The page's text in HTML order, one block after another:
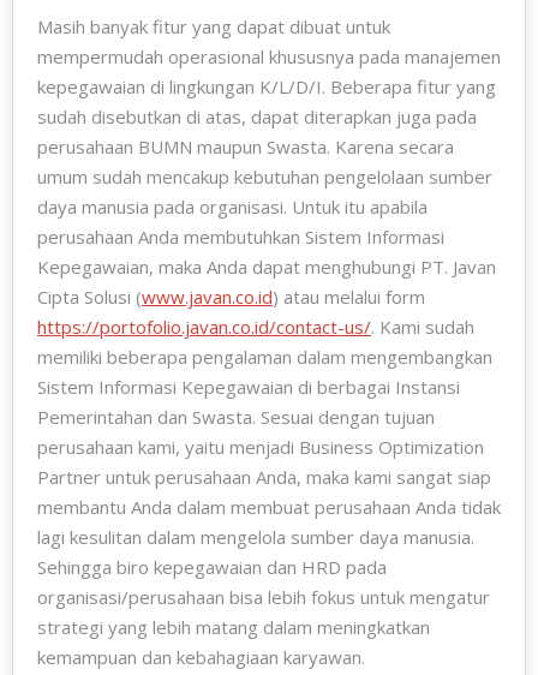
Masih banyak fitur yang dapat dibuat untuk
mempermudah operasional khususnya pada manajemen
kepegawaian di lingkungan K/L/D/I. Beberapa fitur yang
sudah disebutkan di atas, dapat diterapkan juga pada
perusahaan BUMN maupun Swasta. Karena secara
umum sudah mencakup kebutuhan pengelolaan sumber
daya manusia pada organisasi. Untuk itu apabila
perusahaan Anda membutuhkan Sistem Informasi
Kepegawaian, maka Anda dapat menghubungi PT. Javan
Cipta Solusi (www.javan.co.id) atau melalui form
https://portofolio.javan.co.id/contact-us/. Kami sudah
memiliki beberapa pengalaman dalam mengembangkan
Sistem Informasi Kepegawaian di berbagai Instansi
Pemerintahan dan Swasta. Sesuai dengan tujuan
perusahaan kami, yaitu menjadi Business Optimization
Partner untuk perusahaan Anda, maka kami sangat siap
membantu Anda dalam membuat perusahaan Anda tidak
lagi kesulitan dalam mengelola sumber daya manusia.
Sehingga biro kepegawaian dan HRD pada
organisasi/perusahaan bisa lebih fokus untuk mengatur
strategi yang lebih matang dalam meningkatkan
kemampuan dan kebahagiaan karyawan.